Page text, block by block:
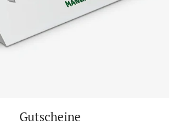
Gutscheine